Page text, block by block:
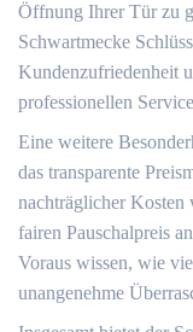
Öffnung Ihrer Tür zu
Schwartmecke
Kundenzufriedenheit
professionellen
Eine weitere
das transparente
nachträglicher Kosten
fairen Pauschalpreis
Voraus wissen, wie
unangenehme